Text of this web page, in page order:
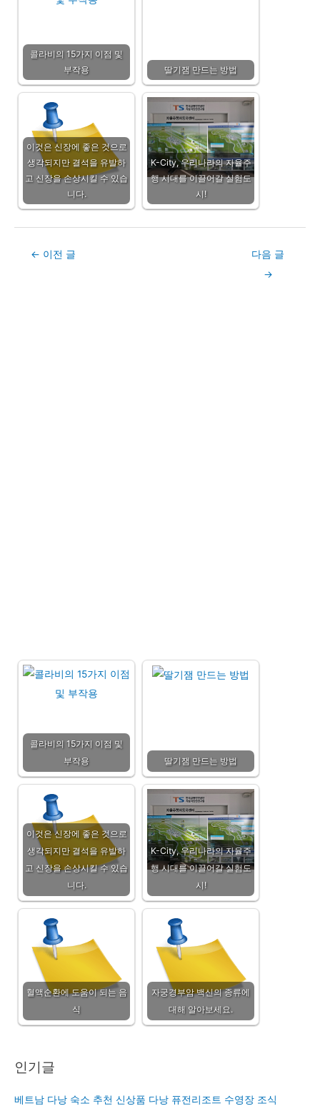
콜라비의 15가지 이점 및
부작용
딸기잼 만드는 방법
이것은 신장에 좋은 것으로
생각되지만 결석을 유발하
고 신장을 손상시킬 수 있습
니다.
K-City, 우리나라의 자율주
행 시대를 이끌어갈 실험도
시!
Post← 이전 글
다음 글
→
콜라비의 15가지 이점 및
부작용
딸기잼 만드는 방법
이것은 신장에 좋은 것으로
생각되지만 결석을 유발하
고 신장을 손상시킬 수 있습
니다.
K-City, 우리나라의 자율주
행 시대를 이끌어갈 실험도
시!
혈액순환에 도움이 되는 음
식
자궁경부암 백신의 종류에
대해 알아보세요.
인기글
베트남 다낭 숙소 추천 신상품 다낭 퓨전리조트 수영장 조식